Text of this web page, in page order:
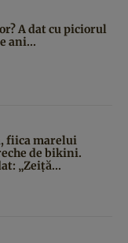
A dat cu piciorul
ani...
fiica marelui
de bikini.
„Zeiță...